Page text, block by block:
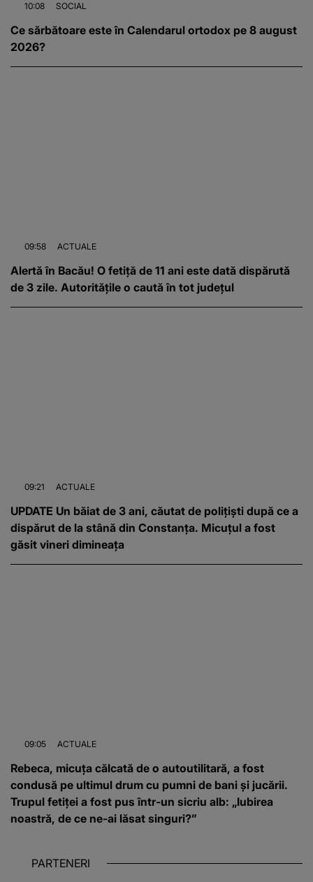
10:08 SOCIAL
Ce sărbătoare este în Calendarul ortodox pe 8 august
2026?
09:58 ACTUALE
Alertă în Bacău! O fetiță de 11 ani este dată dispărută
de 3 zile. Autoritățile o caută în tot județul
09:21 ACTUALE
UPDATE Un băiat de 3 ani, căutat de polițiști după ce a
dispărut de la stână din Constanța. Micuțul a fost
găsit vineri dimineața
09:05 ACTUALE
Rebeca, micuța călcată de o autoutilitară, a fost
condusă pe ultimul drum cu pumni de bani și jucării.
Trupul fetiței a fost pus într-un sicriu alb: „Iubirea
noastră, de ce ne-ai lăsat singuri?”
PARTENERI